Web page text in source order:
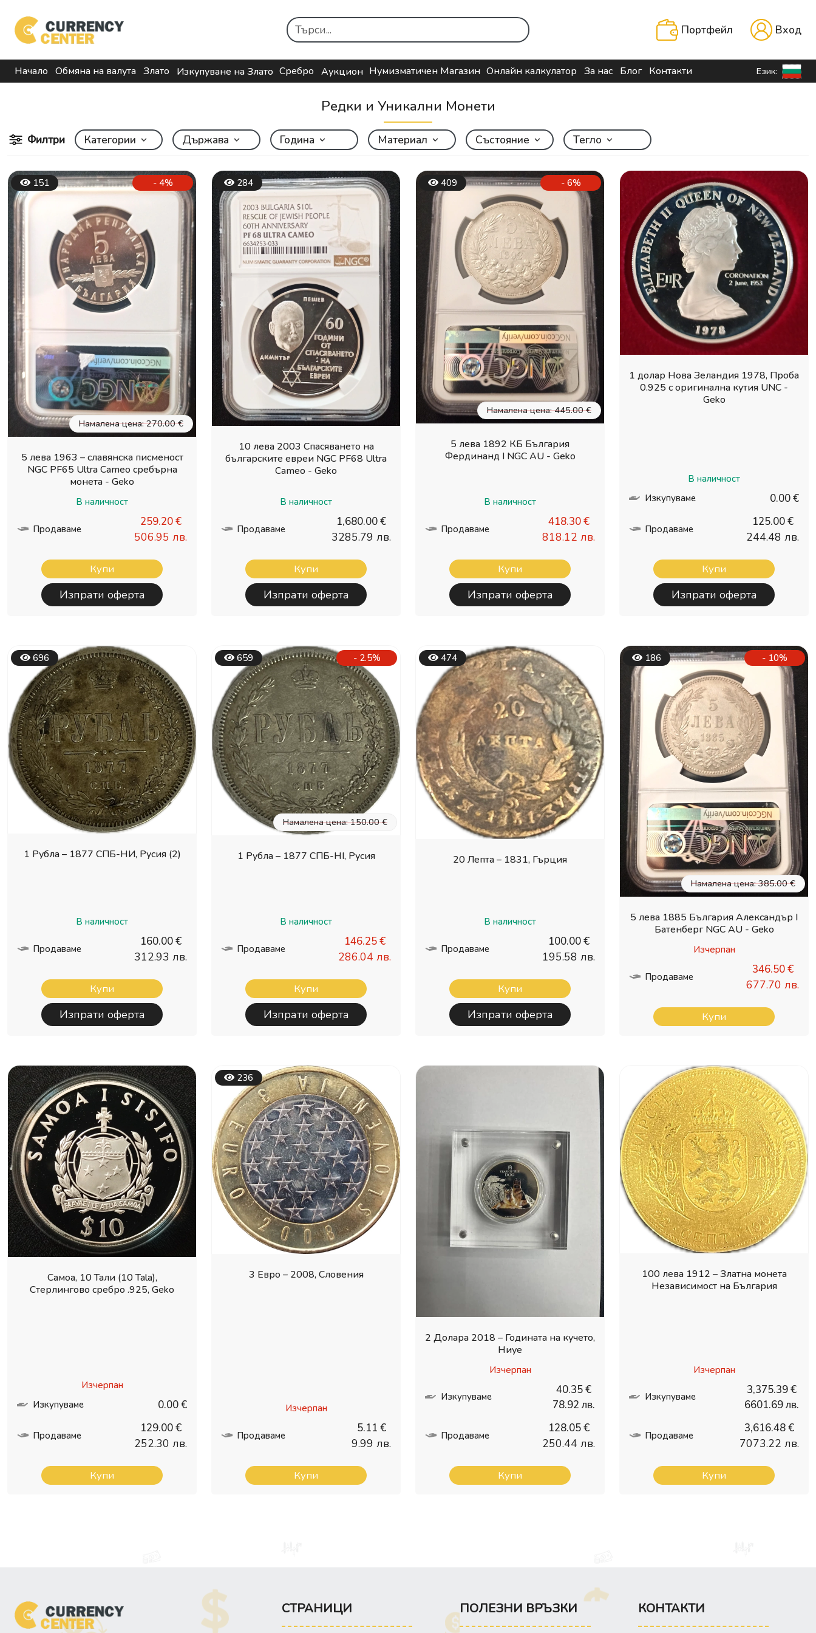
Портфейл Вход
Начало Обмяна на валута Злато Изкупуване на Злато Сребро Аукцион Нумизматичен Магазин Онлайн калкулатор За нас Блог Контакти Език:
Редки и Уникални Монети
Филтри Категории Държава Година Материал Състояние Тегло
151
Намалена цена: 270.00 €
- 4%
5 лева 1963 – славянска писменост
NGC PF65 Ultra Cameo сребърна
монета - Geko
В наличност
Продаваме
259.20 €
506.95 лв.
Купи
Изпрати оферта
284
10 лева 2003 Спасяването на
българските евреи NGC PF68 Ultra
Cameo - Geko
В наличност
Продаваме
1,680.00 €
3285.79 лв.
Купи
Изпрати оферта
409
Намалена цена: 445.00 €
- 6%
5 лева 1892 КБ България
Фердинанд I NGC AU - Geko
В наличност
Продаваме
418.30 €
818.12 лв.
Купи
Изпрати оферта
1 долар Нова Зеландия 1978, Проба
0.925 с оригинална кутия UNC -
Geko
В наличност
Изкупуваме
0.00 €
Продаваме
125.00 €
244.48 лв.
Купи
Изпрати оферта
696
1 Рубла – 1877 СПБ-НИ, Русия (2)
В наличност
Продаваме
160.00 €
312.93 лв.
Купи
Изпрати оферта
659
Намалена цена: 150.00 €
- 2.5%
1 Рубла – 1877 СПБ-НI, Русия
В наличност
Продаваме
146.25 €
286.04 лв.
Купи
Изпрати оферта
474
20 Лепта – 1831, Гърция
В наличност
Продаваме
100.00 €
195.58 лв.
Купи
Изпрати оферта
186
Намалена цена: 385.00 €
- 10%
5 лева 1885 България Александър I
Батенберг NGC AU - Geko
Изчерпан
Продаваме
346.50 €
677.70 лв.
Купи
Самоа, 10 Тали (10 Tala),
Стерлингово сребро .925, Geko
Изчерпан
Изкупуваме
0.00 €
Продаваме
129.00 €
252.30 лв.
Купи
236
3 Евро – 2008, Словения
Изчерпан
Продаваме
5.11 €
9.99 лв.
Купи
2 Долара 2018 – Годината на кучето,
Ниуе
Изчерпан
Изкупуваме
40.35 €
78.92 лв.
Продаваме
128.05 €
250.44 лв.
Купи
100 лева 1912 – Златна монета
Независимост на България
Изчерпан
Изкупуваме
3,375.39 €
6601.69 лв.
Продаваме
3,616.48 €
7073.22 лв.
Купи
СТРАНИЦИ ПОЛЕЗНИ ВРЪЗКИ КОНТАКТИ